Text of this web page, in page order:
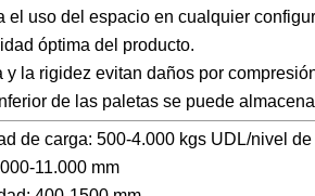
el uso del espacio en cualquier
óptima del producto.
y ​​la rigidez evitan daños por
de las paletas se puede
de carga: 500-4.000 kgs UDL/nivel de
11.000 mm